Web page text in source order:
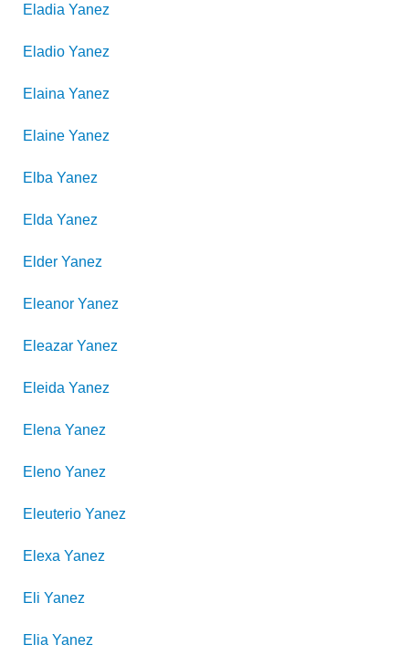
Eladia Yanez
Eladio Yanez
Elaina Yanez
Elaine Yanez
Elba Yanez
Elda Yanez
Elder Yanez
Eleanor Yanez
Eleazar Yanez
Eleida Yanez
Elena Yanez
Eleno Yanez
Eleuterio Yanez
Elexa Yanez
Eli Yanez
Elia Yanez